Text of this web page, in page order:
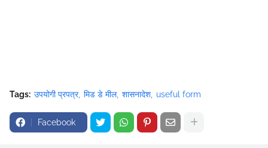
Tags: उपयोगी प्रपत्र मिड डे मील शासनादेश useful form
Facebook